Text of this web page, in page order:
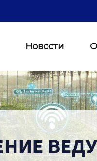
Новости